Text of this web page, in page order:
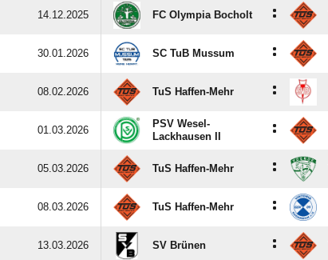
14.12.2025 FC Olympia Bocholt :
30.01.2026 SC TuB Mussum :
08.02.2026 TuS Haffen-Mehr :
01.03.2026
PSV Wesel-
Lackhausen II
:
05.03.2026 TuS Haffen-Mehr :
08.03.2026 TuS Haffen-Mehr :
13.03.2026 SV Brünen :